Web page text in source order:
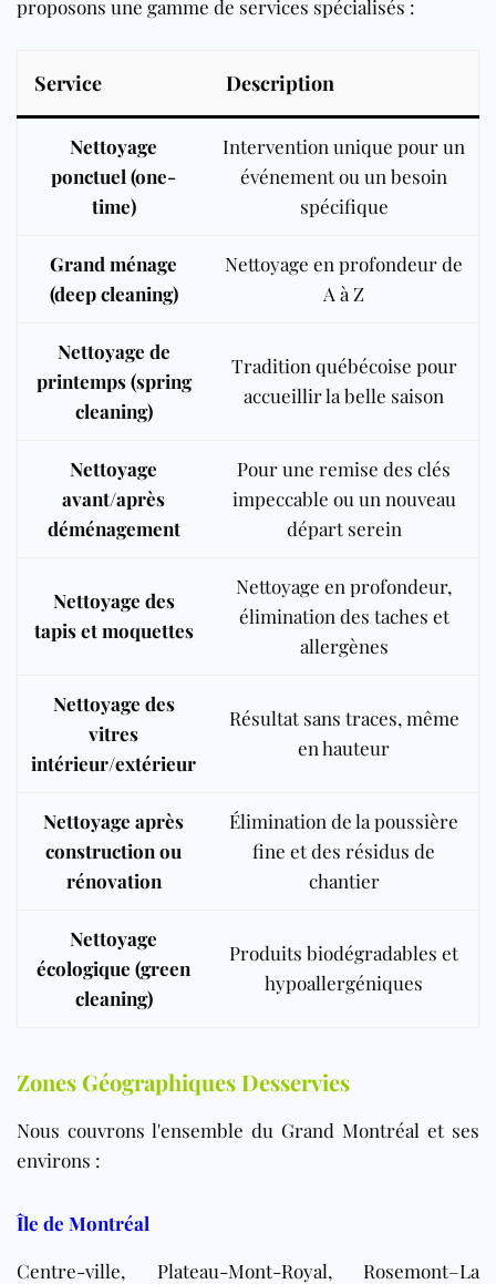
proposons une gamme de services spécialisés :
Service Description
Nettoyage
ponctuel (one-
time)
Intervention unique pour un
événement ou un besoin
spécifique
Grand ménage
(deep cleaning)
Nettoyage en profondeur de
A à Z
Nettoyage de
printemps (spring
cleaning)
Tradition québécoise pour
accueillir la belle saison
Nettoyage
avant/après
déménagement
Pour une remise des clés
impeccable ou un nouveau
départ serein
Nettoyage des
tapis et moquettes
Nettoyage en profondeur,
élimination des taches et
allergènes
Nettoyage des
vitres
intérieur/extérieur
Résultat sans traces, même
en hauteur
Nettoyage après
construction ou
rénovation
Élimination de la poussière
fine et des résidus de
chantier
Nettoyage
écologique (green
cleaning)
Produits biodégradables et
hypoallergéniques
Zones Géographiques Desservies
Nous couvrons l'ensemble du Grand Montréal et ses
environs :
Île de Montréal
Centre-ville, Plateau-Mont-Royal, Rosemont–La